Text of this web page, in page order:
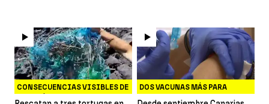
CONSECUENCIAS VISIBLES DE
LOS PLÁSTICOS
DOS VACUNAS MÁS PARA
MENINGITIS